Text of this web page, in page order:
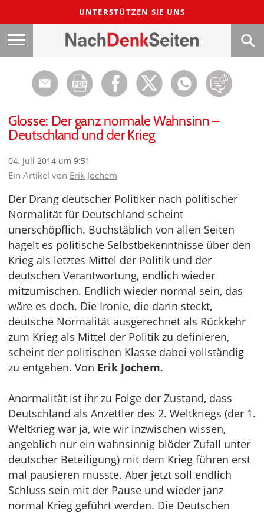
UNTERSTÜTZEN SIE UNS
Glosse: Der ganz normale Wahnsinn –
Deutschland und der Krieg
04. Juli 2014 um 9:51
Ein Artikel von Erik Jochem
Der Drang deutscher Politiker nach politischer
Normalität für Deutschland scheint
unerschöpflich. Buchstäblich von allen Seiten
hagelt es politische Selbstbekenntnisse über den
Krieg als letztes Mittel der Politik und der
deutschen Verantwortung, endlich wieder
mitzumischen. Endlich wieder normal sein, das
wäre es doch. Die Ironie, die darin steckt,
deutsche Normalität ausgerechnet als Rückkehr
zum Krieg als Mittel der Politik zu definieren,
scheint der politischen Klasse dabei vollständig
zu entgehen. Von Erik Jochem.
Anormalität ist ihr zu Folge der Zustand, dass
Deutschland als Anzettler des 2. Weltkriegs (der 1.
Weltkrieg war ja, wie wir inzwischen wissen,
angeblich nur ein wahnsinnig blöder Zufall unter
deutscher Beteiligung) mit dem Krieg führen erst
mal pausieren musste. Aber jetzt soll endlich
Schluss sein mit der Pause und wieder janz
normal Krieg geführt werden. Die Deutschen